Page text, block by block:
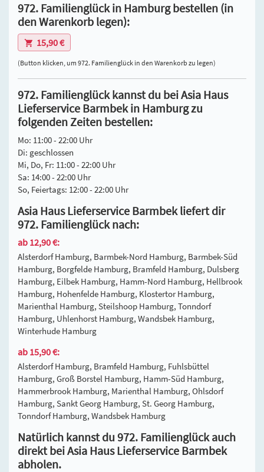
972. Familienglück in Hamburg bestellen (in
den Warenkorb legen):
15,90 €
(Button klicken, um 972. Familienglück in den Warenkorb zu legen)
972. Familienglück kannst du bei Asia Haus
Lieferservice Barmbek in Hamburg zu
folgenden Zeiten bestellen:
Mo: 11:00 - 22:00 Uhr
Di: geschlossen
Mi, Do, Fr: 11:00 - 22:00 Uhr
Sa: 14:00 - 22:00 Uhr
So, Feiertags: 12:00 - 22:00 Uhr
Asia Haus Lieferservice Barmbek liefert dir
972. Familienglück nach:
ab 12,90 €:
Alsterdorf Hamburg, Barmbek-Nord Hamburg, Barmbek-Süd
Hamburg, Borgfelde Hamburg, Bramfeld Hamburg, Dulsberg
Hamburg, Eilbek Hamburg, Hamm-Nord Hamburg, Hellbrook
Hamburg, Hohenfelde Hamburg, Klostertor Hamburg,
Marienthal Hamburg, Steilshoop Hamburg, Tonndorf
Hamburg, Uhlenhorst Hamburg, Wandsbek Hamburg,
Winterhude Hamburg
ab 15,90 €:
Alsterdorf Hamburg, Bramfeld Hamburg, Fuhlsbüttel
Hamburg, Groß Borstel Hamburg, Hamm-Süd Hamburg,
Hammerbrook Hamburg, Marienthal Hamburg, Ohlsdorf
Hamburg, Sankt Georg Hamburg, St. Georg Hamburg,
Tonndorf Hamburg, Wandsbek Hamburg
Natürlich kannst du 972. Familienglück auch
direkt bei Asia Haus Lieferservice Barmbek
abholen.